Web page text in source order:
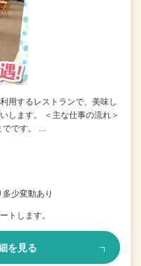
用するレストランで、美味し
します。 ＜主な仕事の流れ＞
でです。 …
少変動あり
します。
を見る